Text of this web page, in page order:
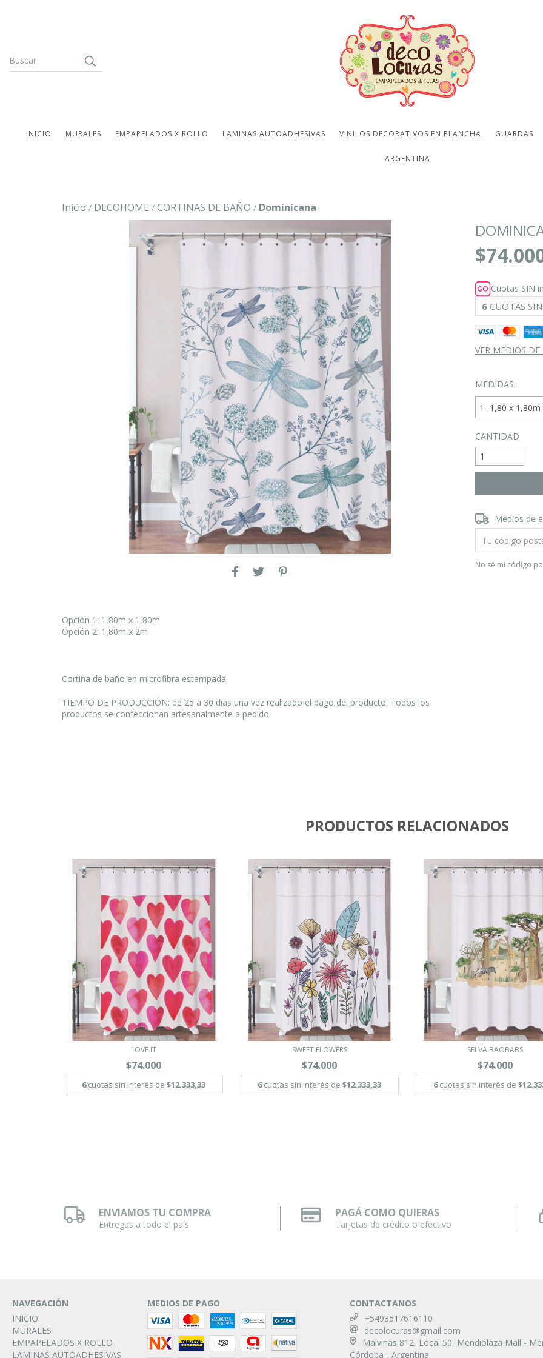
INICIO MURALES EMPAPELADOS X ROLLO LAMINAS AUTOADHESIVAS VINILOS DECORATIVOS EN PLANCHA GUARDAS
ARGENTINA
Inicio / DECOHOME / CORTINAS DE BAÑO / Dominicana
Opción 1: 1,80m x 1,80m
Opción 2: 1,80m x 2m
Cortina de baño en microfibra estampada.
TIEMPO DE PRODUCCIÓN: de 25 a 30 días una vez realizado el pago del producto. Todos los
productos se confeccionan artesanalmente a pedido.
Cuotas SIN
6 CUOTAS
VER MEDIOS DE
MEDIDAS:
CANTIDAD
Entregas para el
Medios de
No sé mi código
PRODUCTOS RELACIONADOS
LOVE IT
$74.000
6cuotas sin interés de$12.333,33
SWEET FLOWERS
$74.000
6cuotas sin interés de$12.333,33
SELVA BAOBABS
$74.000
6cuotas sin interés de
ENVIAMOS TU COMPRA
Entregas a todo el país
PAGÁ COMO QUIERAS
Tarjetas de crédito o efectivo
NAVEGACIÓN
INICIO
MURALES
EMPAPELADOS X ROLLO
LAMINAS AUTOADHESIVAS
MEDIOS DE PAGO
CONTACTANOS
+5493517616110
decolocuras@gmail.com
Malvinas 812, Local 50, Mendiolaza Mall -
Córdoba - Argentina